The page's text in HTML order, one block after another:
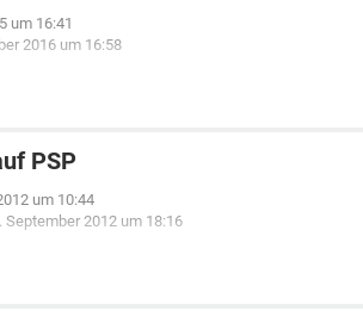
um 16:41
2016 um 16:58
PSP
um 10:44
September 2012 um 18:16